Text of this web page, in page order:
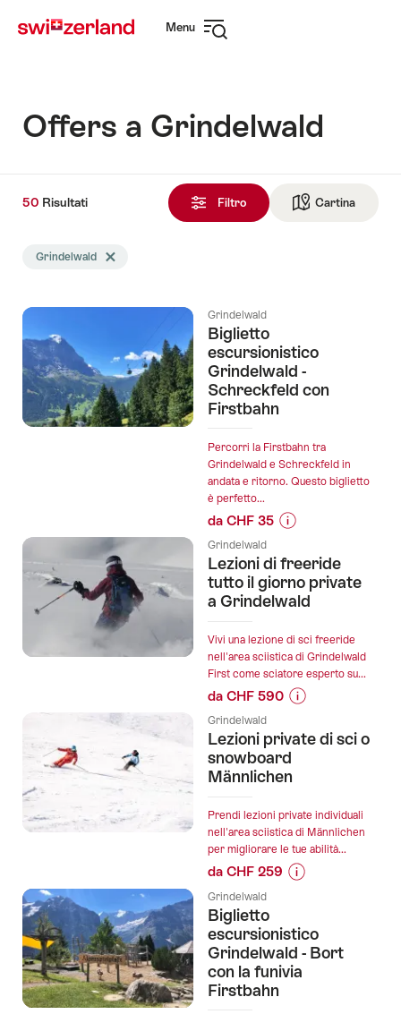
rapida
Menu
Offers a Grindelwald
Risultati
Filtro Cartina
50 Risultati
ricerca
filtrata
seguenti
Grindelwald Elimina tag Grindelwald
Grindelwald
Biglietto
escursionistico
Grindelwald -
Schreckfeld con
Firstbahn
Percorri la Firstbahn tra
Grindelwald e Schreckfeld in
andata e ritorno. Questo biglietto
è perfetto...
da CHF 35
sul
prezzo
dell’offerta
escursionistico
Grindelwald
-
Schreckfeld
Firstbahn":
Grindelwald
Lezioni di freeride
tutto il giorno private
a Grindelwald
Vivi una lezione di sci freeride
nell'area sciistica di Grindelwald
First come sciatore esperto su...
da CHF 590
sul
prezzo
dell’offerta
di
freeride
tutto
il
a
Grindelwald":
Grindelwald
Lezioni private di sci o
snowboard
Männlichen
Prendi lezioni private individuali
nell'area sciistica di Männlichen
per migliorare le tue abilità...
da CHF 259
prezzo
dell’offerta
"Lezioni
Grindelwald
Biglietto
escursionistico
Grindelwald - Bort
con la funivia
Firstbahn